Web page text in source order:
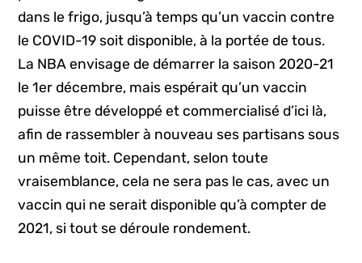
dans le frigo, jusqu’à temps qu’un vaccin contre
le COVID-19 soit disponible, à la portée de tous.
La NBA envisage de démarrer la saison 2020-21
le 1er décembre, mais espérait qu’un vaccin
puisse être développé et commercialisé d’ici là,
afin de rassembler à nouveau ses partisans sous
un même toit. Cependant, selon toute
vraisemblance, cela ne sera pas le cas, avec un
vaccin qui ne serait disponible qu’à compter de
2021, si tout se déroule rondement.